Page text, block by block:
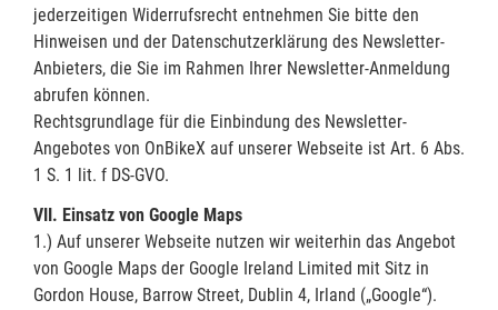
jederzeitigen Widerrufsrecht entnehmen Sie bitte den
Hinweisen und der Datenschutzerklärung des Newsletter-
Anbieters, die Sie im Rahmen Ihrer Newsletter-Anmeldung
abrufen können.
Rechtsgrundlage für die Einbindung des Newsletter-
Angebotes von OnBikeX auf unserer Webseite ist Art. 6 Abs.
1 S. 1 lit. f DS-GVO.
VII. Einsatz von Google Maps
1.) Auf unserer Webseite nutzen wir weiterhin das Angebot
von Google Maps der Google Ireland Limited mit Sitz in
Gordon House, Barrow Street, Dublin 4, Irland („Google“).